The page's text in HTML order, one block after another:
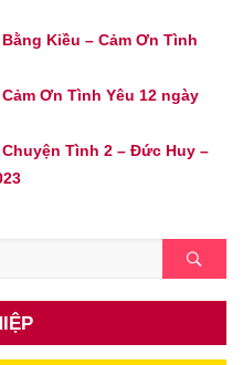
Kiều – Cảm Ơn Tình
Ơn Tình Yêu 12 ngày
Tình 2 – Đức Huy –